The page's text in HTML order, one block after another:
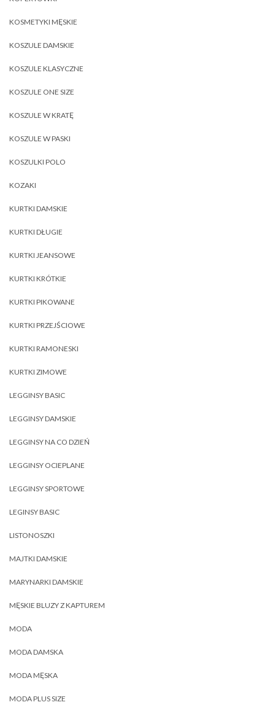
KOSMETYKI MĘSKIE
KOSZULE DAMSKIE
KOSZULE KLASYCZNE
KOSZULE ONE SIZE
KOSZULE W KRATĘ
KOSZULE W PASKI
KOSZULKI POLO
KOZAKI
KURTKI DAMSKIE
KURTKI DŁUGIE
KURTKI JEANSOWE
KURTKI KRÓTKIE
KURTKI PIKOWANE
KURTKI PRZEJŚCIOWE
KURTKI RAMONESKI
KURTKI ZIMOWE
LEGGINSY BASIC
LEGGINSY DAMSKIE
LEGGINSY NA CO DZIEŃ
LEGGINSY OCIEPLANE
LEGGINSY SPORTOWE
LEGINSY BASIC
LISTONOSZKI
MAJTKI DAMSKIE
MARYNARKI DAMSKIE
MĘSKIE BLUZY Z KAPTUREM
MODA
MODA DAMSKA
MODA MĘSKA
MODA PLUS SIZE